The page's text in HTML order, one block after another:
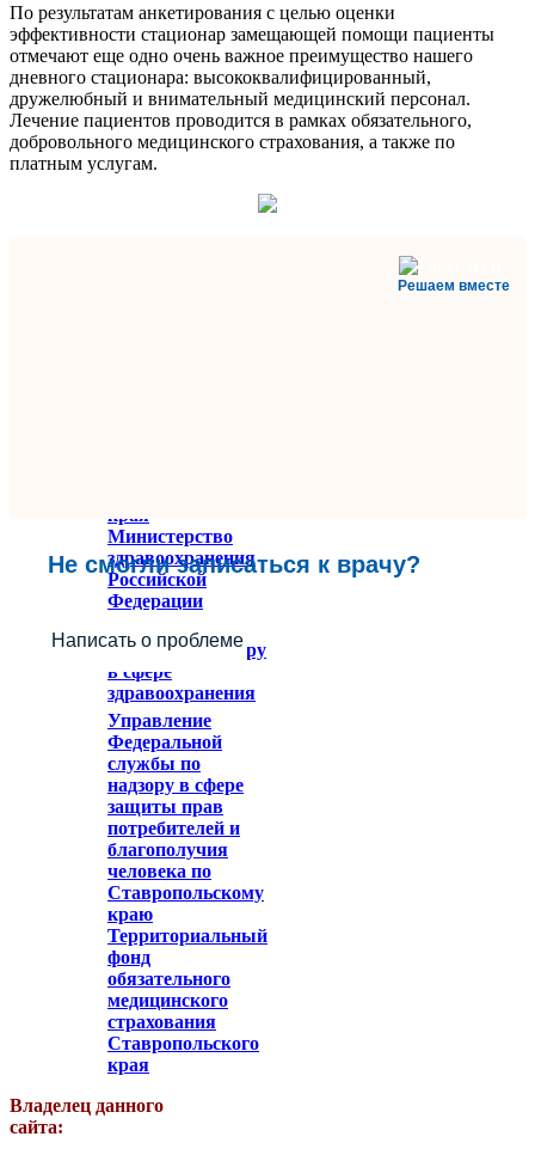
По результатам анкетирования с целью оценки
эффективности стационар замещающей помощи пациенты
отмечают еще одно очень важное преимущество нашего
дневного стационара: высококвалифицированный,
дружелюбный и внимательный медицинский персонал.
Лечение пациентов проводится в рамках обязательного,
добровольного медицинского страхования, а также по
платным услугам.
Решаем вместе
Не смогли записаться к врачу?
Написать о проблеме
края
Министерство
здравоохранения
Российской
Федерации
Федеральное
служба по надзору
в сфере
здравоохранения
Управление
Федеральной
службы по
надзору в сфере
защиты прав
потребителей и
благополучия
человека по
Ставропольскому
краю
Территориальный
фонд
обязательного
медицинского
страхования
Ставропольского
края
Владелец данного
сайта: